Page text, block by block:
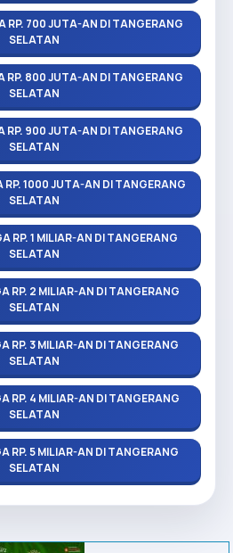
RP. 700 JUTA-AN DI TANGERANG
SELATAN
RP. 800 JUTA-AN DI TANGERANG
SELATAN
RP. 900 JUTA-AN DI TANGERANG
SELATAN
RP. 1000 JUTA-AN DI TANGERANG
SELATAN
RP. 1 MILIAR-AN DI TANGERANG
SELATAN
RP. 2 MILIAR-AN DI TANGERANG
SELATAN
RP. 3 MILIAR-AN DI TANGERANG
SELATAN
RP. 4 MILIAR-AN DI TANGERANG
SELATAN
RP. 5 MILIAR-AN DI TANGERANG
SELATAN